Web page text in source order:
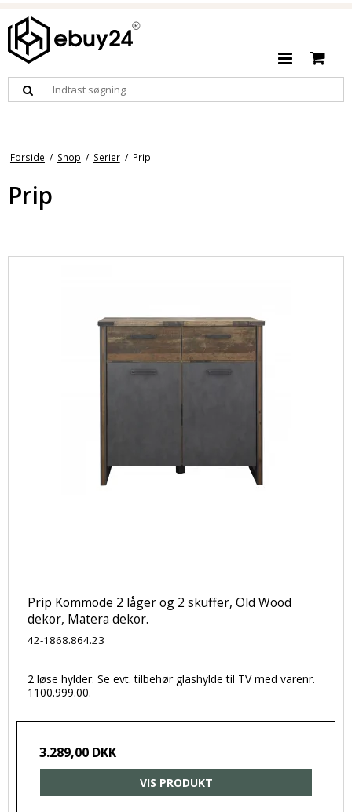
Forside / Shop / Serier / Prip
Prip
Prip Kommode 2 låger og 2 skuffer, Old Wood
dekor, Matera dekor.
42-1868.864.23
2 løse hylder. Se evt. tilbehør glashylde til TV med varenr.
1100.999.00.
3.289,00 DKK
VIS PRODUKT